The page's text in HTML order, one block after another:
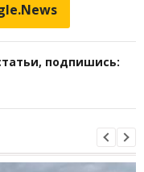
подпишись: